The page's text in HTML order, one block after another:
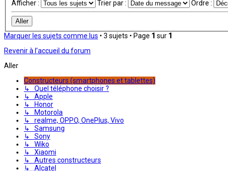
Afficher :
Trier par : Ordre :
Marquer les sujets comme lus • 3 sujets • Page 1 sur 1
Revenir à l’accueil du forum
Aller
Constructeurs (smartphones et tablettes)
↳ Quel téléphone choisir ?
↳ Apple
↳ Honor
↳ Motorola
↳ realme, OPPO, OnePlus, Vivo
↳ Samsung
↳ Sony
↳ Wiko
↳ Xiaomi
↳ Autres constructeurs
↳ Alcatel